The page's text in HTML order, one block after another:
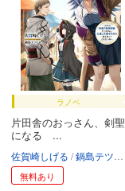
ラノベ
片田舎のおっさん、剣聖
になる ...
佐賀崎しげる 鍋島テツヒロ
無料あり